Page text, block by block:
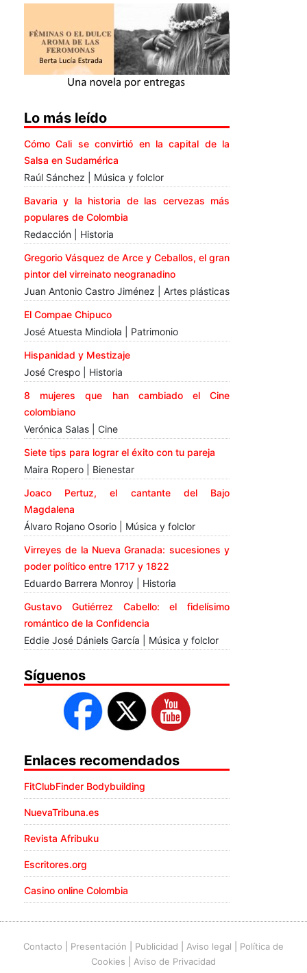
Lo más leído
Cómo Cali se convirtió en la capital de la
Salsa en Sudamérica
Raúl Sánchez | Música y folclor
Bavaria y la historia de las cervezas más
populares de Colombia
Redacción | Historia
Gregorio Vásquez de Arce y Ceballos, el gran
pintor del virreinato neogranadino
Juan Antonio Castro Jiménez | Artes plásticas
El Compae Chipuco
José Atuesta Mindiola | Patrimonio
Hispanidad y Mestizaje
José Crespo | Historia
8 mujeres que han cambiado el Cine
colombiano
Verónica Salas | Cine
Siete tips para lograr el éxito con tu pareja
Maira Ropero | Bienestar
Joaco Pertuz, el cantante del Bajo
Magdalena
Álvaro Rojano Osorio | Música y folclor
Virreyes de la Nueva Granada: sucesiones y
poder político entre 1717 y 1822
Eduardo Barrera Monroy | Historia
Gustavo Gutiérrez Cabello: el fidelísimo
romántico de la Confidencia
Eddie José Dániels García | Música y folclor
Síguenos
Enlaces recomendados
FitClubFinder Bodybuilding
NuevaTribuna.es
Revista Afribuku
Escritores.org
Casino online Colombia
Contacto Presentación Publicidad Aviso legal
Política de
Cookies
Aviso de Privacidad